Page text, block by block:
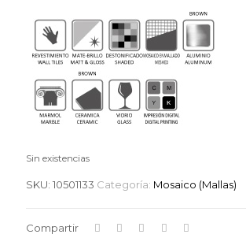
Sin existencias
SKU: 10501133 Categoría: Mosaico (Mallas)
Compartir